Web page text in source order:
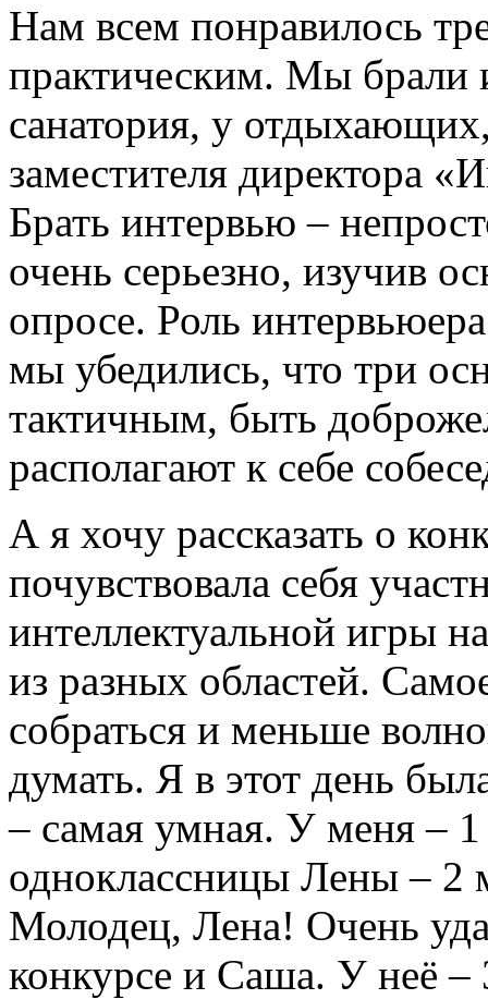
Нам всем понравилось
практическим. Мы брали
санатория, у
заместителя директора
Брать интервью –
очень серьезно, изучив
опросе. Роль
мы убедились, что три
тактичным, быть
располагают к себе
А я хочу рассказать о
почувствовала себя
интеллектуальной игры
из разных областей.
собраться и меньше
думать. Я в этот день
– самая умная. У меня –
одноклассницы Лены – 2
Молодец, Лена! Очень
конкурсе и Саша. У неё –